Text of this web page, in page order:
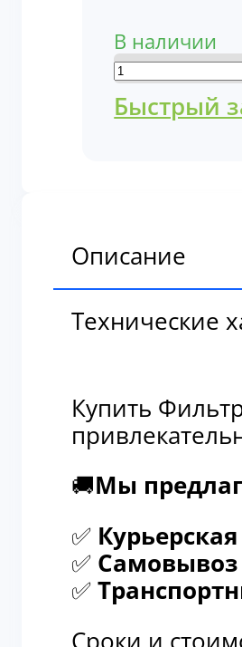
В наличии
товара
Фильтр
61-
8113
Быстрый
Описание
Технические
Купить
🚚Мы
✅
✅ Самовывоз
✅